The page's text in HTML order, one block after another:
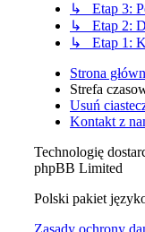
↳ Etap 3:
↳ Etap 2:
↳ Etap 1:
Strona
Strefa
Usuń
Kontakt z
Technologię
phpBB Limited
Polski pakiet
Zasady ochrony